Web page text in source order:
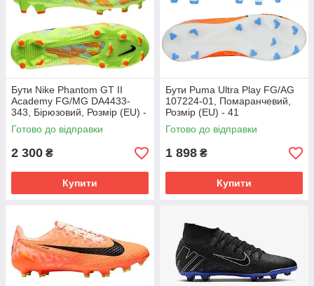
Бути Nike Phantom GT II
Academy FG/MG DA4433-
343, Бірюзовий, Розмір (EU) -
45.5
Готово до відправки
2 300 ₴
Купити
Бути Puma Ultra Play FG/AG
107224-01, Помаранчевий,
Розмір (EU) - 41
Готово до відправки
1 898 ₴
Купити